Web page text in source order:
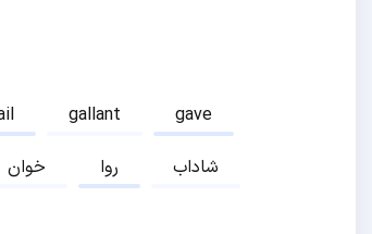
gallant
gave
خوان روا
شاداب